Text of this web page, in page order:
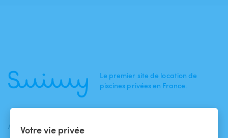
Votre vie privée
Le premier site de location de
piscines privées en France.
ACTUALITÉS